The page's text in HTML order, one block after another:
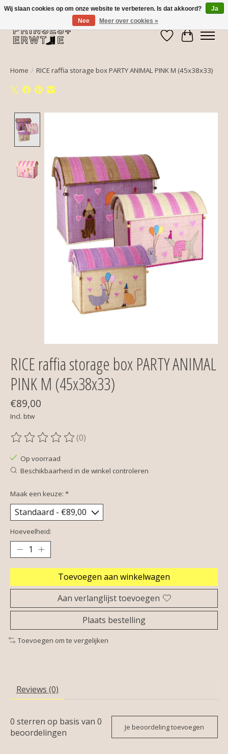
Verlanglijst
Home / RICE raffia storage box PARTY ANIMAL PINK M (45x38x33)
RICE raffia storage box PARTY ANIMAL
PINK M (45x38x33)
€89,00
Incl. btw
De beoordeling van dit product is
(0)
Op voorraad
Beschikbaarheid in de winkel controleren
Maak een keuze: *
Hoeveelheid:
Toevoegen aan winkelwagen
Aan verlanglijst toevoegen
Plaats bestelling
Toevoegen om te vergelijken
Reviews (0)
0 sterren op basis van 0
beoordelingen
Je beoordeling toevoegen
Wij slaan cookies op om onze website te verbeteren. Is dat akkoord?
Ja
Nee
Meer over cookies »